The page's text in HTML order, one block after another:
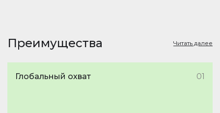
Преимущества Читать далее
Глобальный охват 01